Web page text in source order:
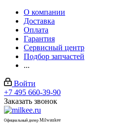
О компании
Доставка
Оплата
Гарантия
Сервисный центр
Подбор запчастей
...
Войти
+7 495 660-39-90
Заказать звонок
Официальный дилер Milwaukee